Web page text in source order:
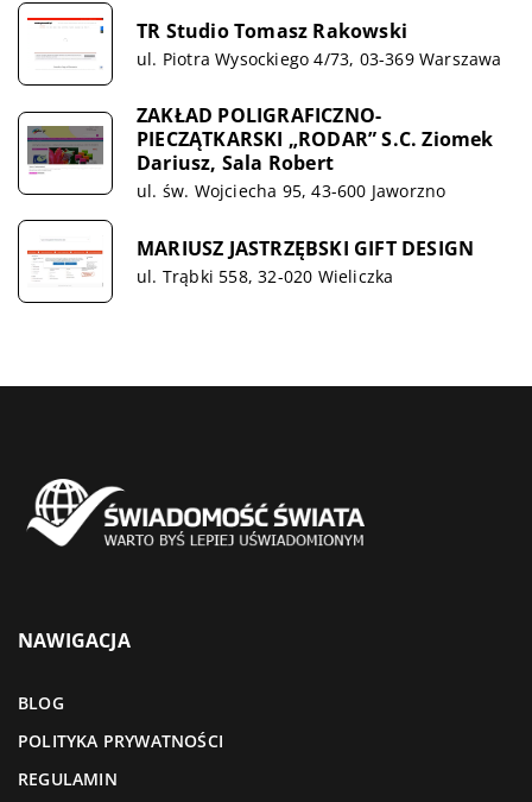
TR Studio Tomasz Rakowski
ul. Piotra Wysockiego 4/73, 03-369 Warszawa
ZAKŁAD POLIGRAFICZNO-
PIECZĄTKARSKI „RODAR” S.C. Ziomek
Dariusz, Sala Robert
ul. św. Wojciecha 95, 43-600 Jaworzno
MARIUSZ JASTRZĘBSKI GIFT DESIGN
ul. Trąbki 558, 32-020 Wieliczka
NAWIGACJA
BLOG
POLITYKA PRYWATNOŚCI
REGULAMIN